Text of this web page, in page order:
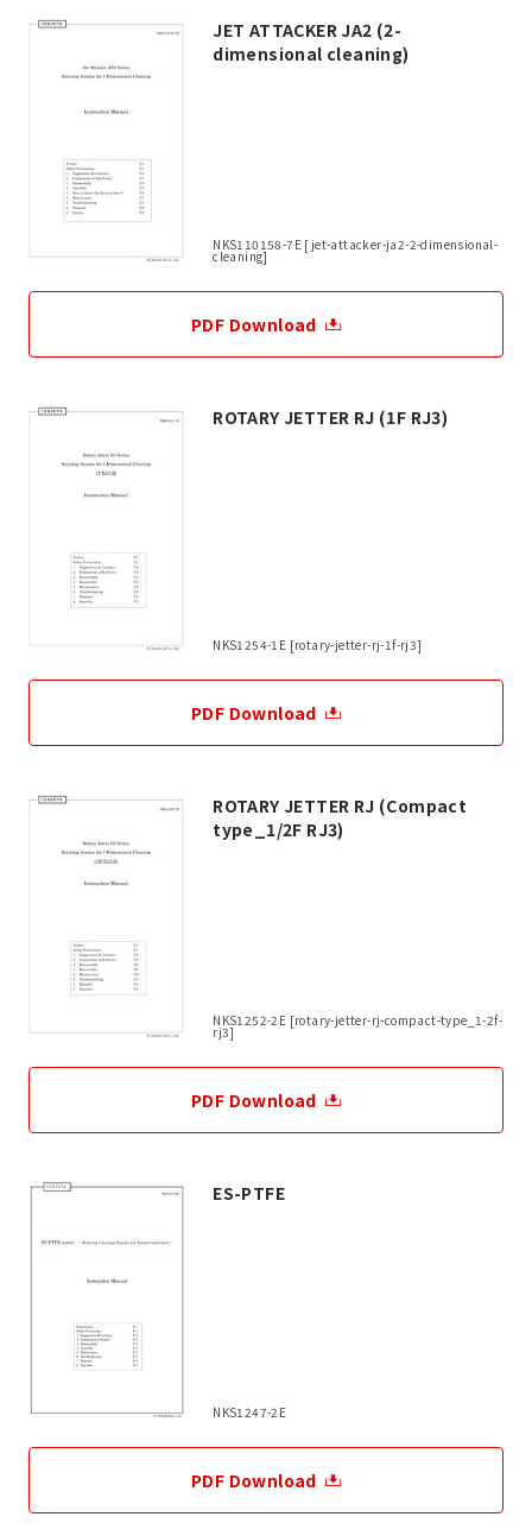
JET ATTACKER JA2 (2-
dimensional cleaning)
NKS110158-7E [jet-attacker-ja2-2-dimensional-
cleaning]
PDF Download
ROTARY JETTER RJ (1F RJ3)
NKS1254-1E [rotary-jetter-rj-1f-rj3]
PDF Download
ROTARY JETTER RJ (Compact
type_1/2F RJ3)
NKS1252-2E [rotary-jetter-rj-compact-type_1-2f-
rj3]
PDF Download
ES-PTFE
NKS1247-2E
PDF Download